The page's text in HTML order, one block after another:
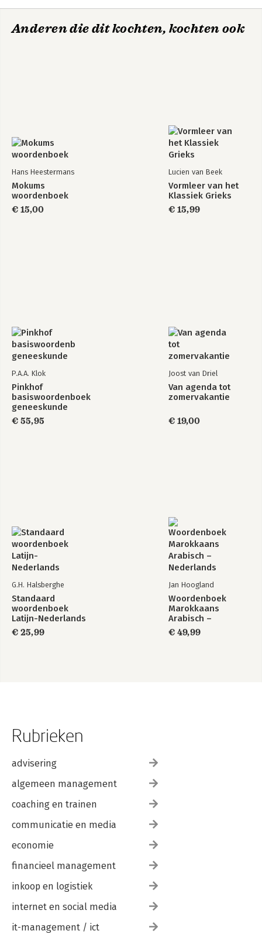
Anderen die dit kochten, kochten ook
Hans Heestermans
Mokums
woordenboek
€ 15,00
Lucien van Beek
Vormleer van het
Klassiek Grieks
€ 15,99
P.A.A. Klok
Pinkhof
basiswoordenboek
geneeskunde
€ 55,95
Joost van Driel
Van agenda tot
zomervakantie
€ 19,00
G.H. Halsberghe
Standaard
woordenboek
Latijn-Nederlands
€ 25,99
Jan Hoogland
Woordenboek
Marokkaans
Arabisch –
Nederlands
€ 49,99
Rubrieken
advisering
algemeen management
coaching en trainen
communicatie en media
economie
financieel management
inkoop en logistiek
internet en social media
it-management / ict